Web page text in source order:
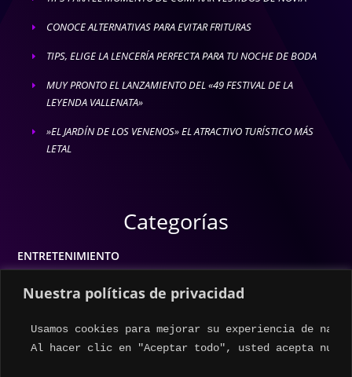
Nuestra políticas de privacidad
Usamos cookies para mejorar su experiencia de
Al hacer clic en "Aceptar todo", usted acepta
E CONOCE ALTERNATIVAS PARA EVITAR FRITURAS
E TIPS, ELIGE LA LENCERÍA PERFECTA PARA TU NOCHE DE BODA
E
MUY PRONTO EL LANZAMIENTO DEL «49 FESTIVAL DE LA
LEYENDA VALLENATA»
E
»EL JARDÍN DE LOS VENENOS» EL ATRACTIVO TURÍSTICO MÁS
LETAL
Categorías
ENTRETENIMIENTO
ESTILO DE VIDA